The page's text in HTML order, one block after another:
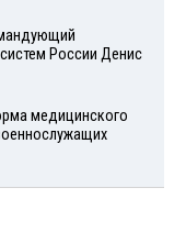
России Денис
медицинского